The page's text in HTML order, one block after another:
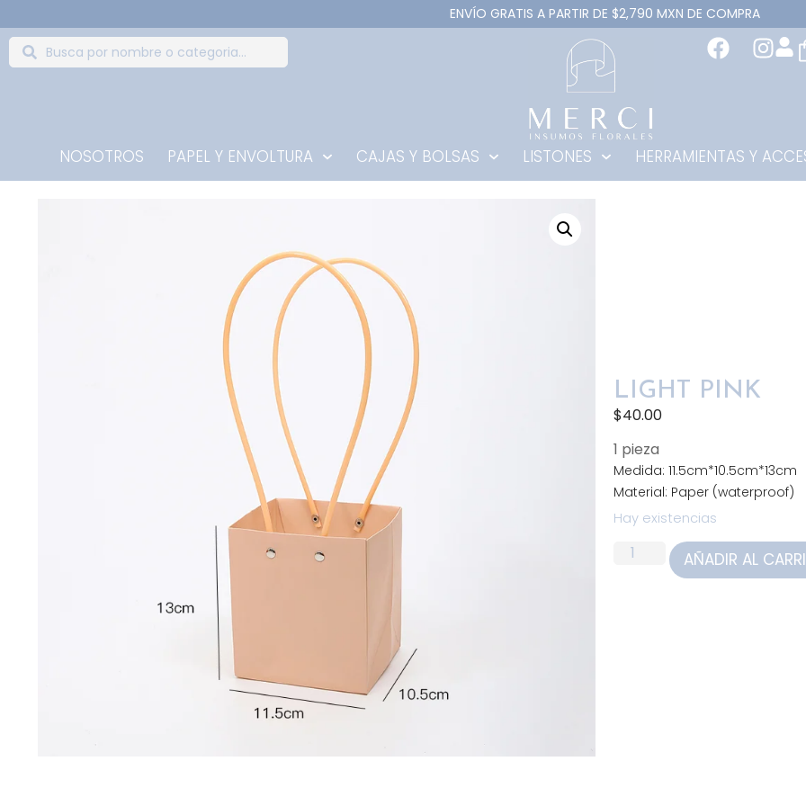
ENVÍO GRATIS A PARTIR DE $2,790 MXN DE COMPRA
NOSOTROS PAPEL Y ENVOLTURA CAJAS Y BOLSAS LISTONES HERRAMIENTAS Y
LIGHT PINK
$40.00
1 pieza
Medida: 11.5cm*10.5cm*13cm
Material: Paper (waterproof)
Hay existencias
AÑADIR AL